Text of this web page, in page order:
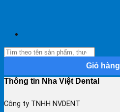
Giỏ hàng
Thông tin Nha Việt Dental
Công ty TNHH NVDENT